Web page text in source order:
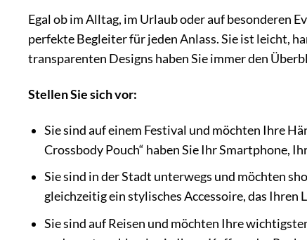
Egal ob im Alltag, im Urlaub oder auf besonderen
perfekte Begleiter für jeden Anlass. Sie ist leicht,
transparenten Designs haben Sie immer den
Stellen Sie sich vor:
Sie sind auf einem Festival und möchten Ihre
Crossbody Pouch“ haben Sie Ihr Smartphone,
Sie sind in der Stadt unterwegs und möchten
gleichzeitig ein stylisches Accessoire, das Ihren
Sie sind auf Reisen und möchten Ihre